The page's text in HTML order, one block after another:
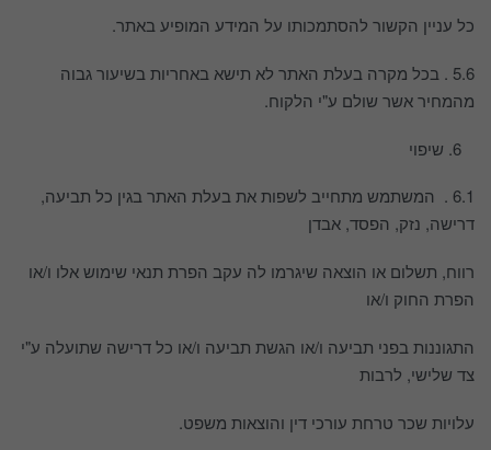
כל עניין הקשור להסתמכותו על המידע המופיע באתר.
5.6 . בכל מקרה בעלת האתר לא תישא באחריות בשיעור גבוה
מהמחיר אשר שולם ע"י הלקוח.
שיפוי
6.1 . המשתמש מתחייב לשפות את בעלת האתר בגין כל תביעה,
דרישה, נזק, הפסד, אבדן
רווח, תשלום או הוצאה שיגרמו לה עקב הפרת תנאי שימוש אלו ו/או
הפרת החוק ו/או
התגוננות בפני תביעה ו/או הגשת תביעה ו/או כל דרישה שתועלה ע"י
צד שלישי, לרבות
עלויות שכר טרחת עורכי דין והוצאות משפט.